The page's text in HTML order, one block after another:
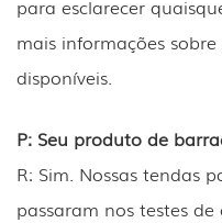
para esclarecer
mais informações
disponíveis.
P: Seu produto de
R: Sim. Nossas tendas
passaram nos testes